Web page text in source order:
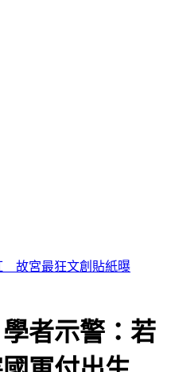
極淺層地震」 深度僅10公
者示警：若